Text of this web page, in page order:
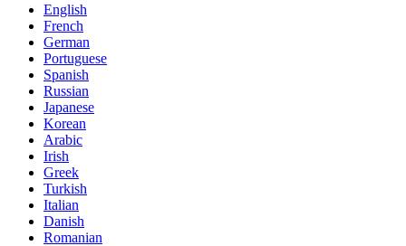
English
French
German
Portuguese
Spanish
Russian
Japanese
Korean
Arabic
Irish
Greek
Turkish
Italian
Danish
Romanian